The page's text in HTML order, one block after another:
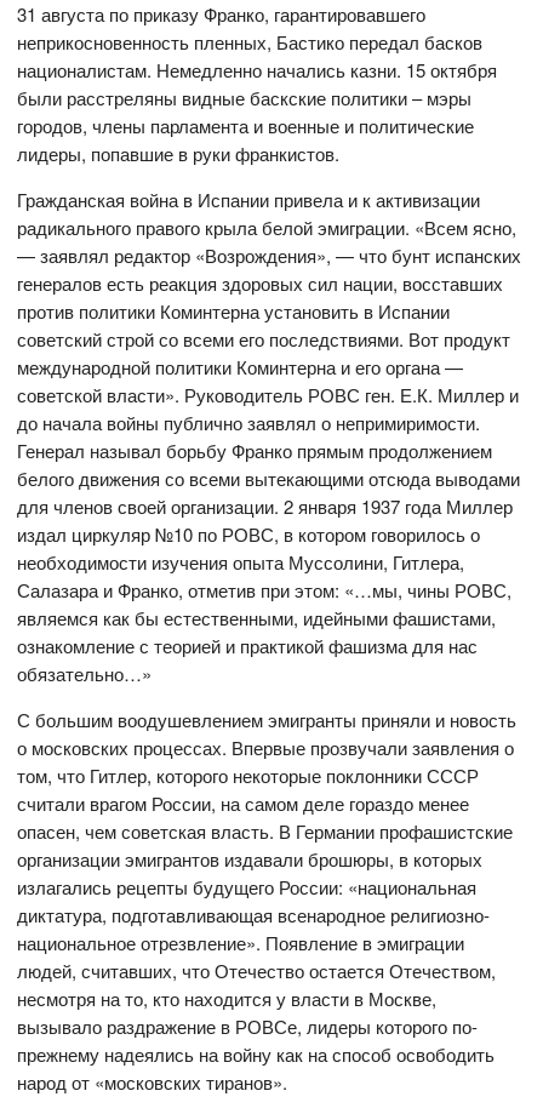
31 августа по приказу Франко, гарантировавшего
неприкосновенность пленных, Бастико передал басков
националистам. Немедленно начались казни. 15 октября
были расстреляны видные баскские политики – мэры
городов, члены парламента и военные и политические
лидеры, попавшие в руки франкистов.
Гражданская война в Испании привела и к активизации
радикального правого крыла белой эмиграции. «Всем ясно,
— заявлял редактор «Возрождения», — что бунт испанских
генералов есть реакция здоровых сил нации, восставших
против политики Коминтерна установить в Испании
советский строй со всеми его последствиями. Вот продукт
международной политики Коминтерна и его органа —
советской власти». Руководитель РОВС ген. Е.К. Миллер и
до начала войны публично заявлял о непримиримости.
Генерал называл борьбу Франко прямым продолжением
белого движения со всеми вытекающими отсюда выводами
для членов своей организации. 2 января 1937 года Миллер
издал циркуляр №10 по РОВС, в котором говорилось о
необходимости изучения опыта Муссолини, Гитлера,
Салазара и Франко, отметив при этом: «…мы, чины РОВС,
являемся как бы естественными, идейными фашистами,
ознакомление с теорией и практикой фашизма для нас
обязательно…»
С большим воодушевлением эмигранты приняли и новость
о московских процессах. Впервые прозвучали заявления о
том, что Гитлер, которого некоторые поклонники СССР
считали врагом России, на самом деле гораздо менее
опасен, чем советская власть. В Германии профашистские
организации эмигрантов издавали брошюры, в которых
излагались рецепты будущего России: «национальная
диктатура, подготавливающая всенародное религиозно-
национальное отрезвление». Появление в эмиграции
людей, считавших, что Отечество остается Отечеством,
несмотря на то, кто находится у власти в Москве,
вызывало раздражение в РОВСе, лидеры которого по-
прежнему надеялись на войну как на способ освободить
народ от «московских тиранов».